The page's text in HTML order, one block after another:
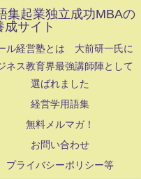
起業独立成功MBAの
サイト
ル経営塾とは 大前研一氏に
ネス教育界最強講師陣として
選ばれました
経営学用語集
無料メルマガ！
お問い合わせ
プライバシーポリシー等